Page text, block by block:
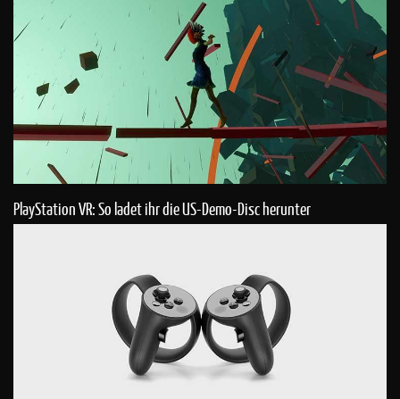
PlayStation VR: So ladet ihr die US-Demo-Disc herunter